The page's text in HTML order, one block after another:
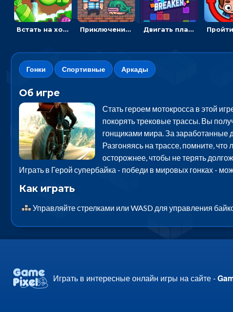
Встать на ходули, чтобы словить конфету в лабиринте - гиперказуальные Приключения Пиратские бомбы: собирать взрывчатку, пока не поднялась вода Двигать платформу и отбивать мячики или ловить бонусы
Гонки Спортивные Аркады
Об игре
Стать героем мотокросса в этой
покорять трековые трассы. Вы
гонщиками мира. За заработанные
Разгоняясь на трассе, помните,
осторожнее, чтобы не терять
Играть в Герой супербайка - победи в мировых гонках -
Как играть
Управляйте стрелками или WASD для управления
Играть в интересные онлайн игры на сайте -